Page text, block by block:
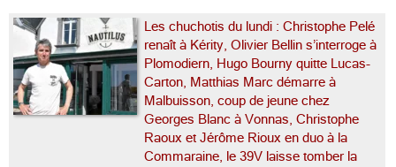
Les chuchotis du lundi : Christophe Pelé
renaît à Kérity, Olivier Bellin s’interroge à
Plomodiern, Hugo Bourny quitte Lucas-
Carton, Matthias Marc démarre à
Malbuisson, coup de jeune chez
Georges Blanc à Vonnas, Christophe
Raoux et Jérôme Rioux en duo à la
Commaraine, le 39V laisse tomber la